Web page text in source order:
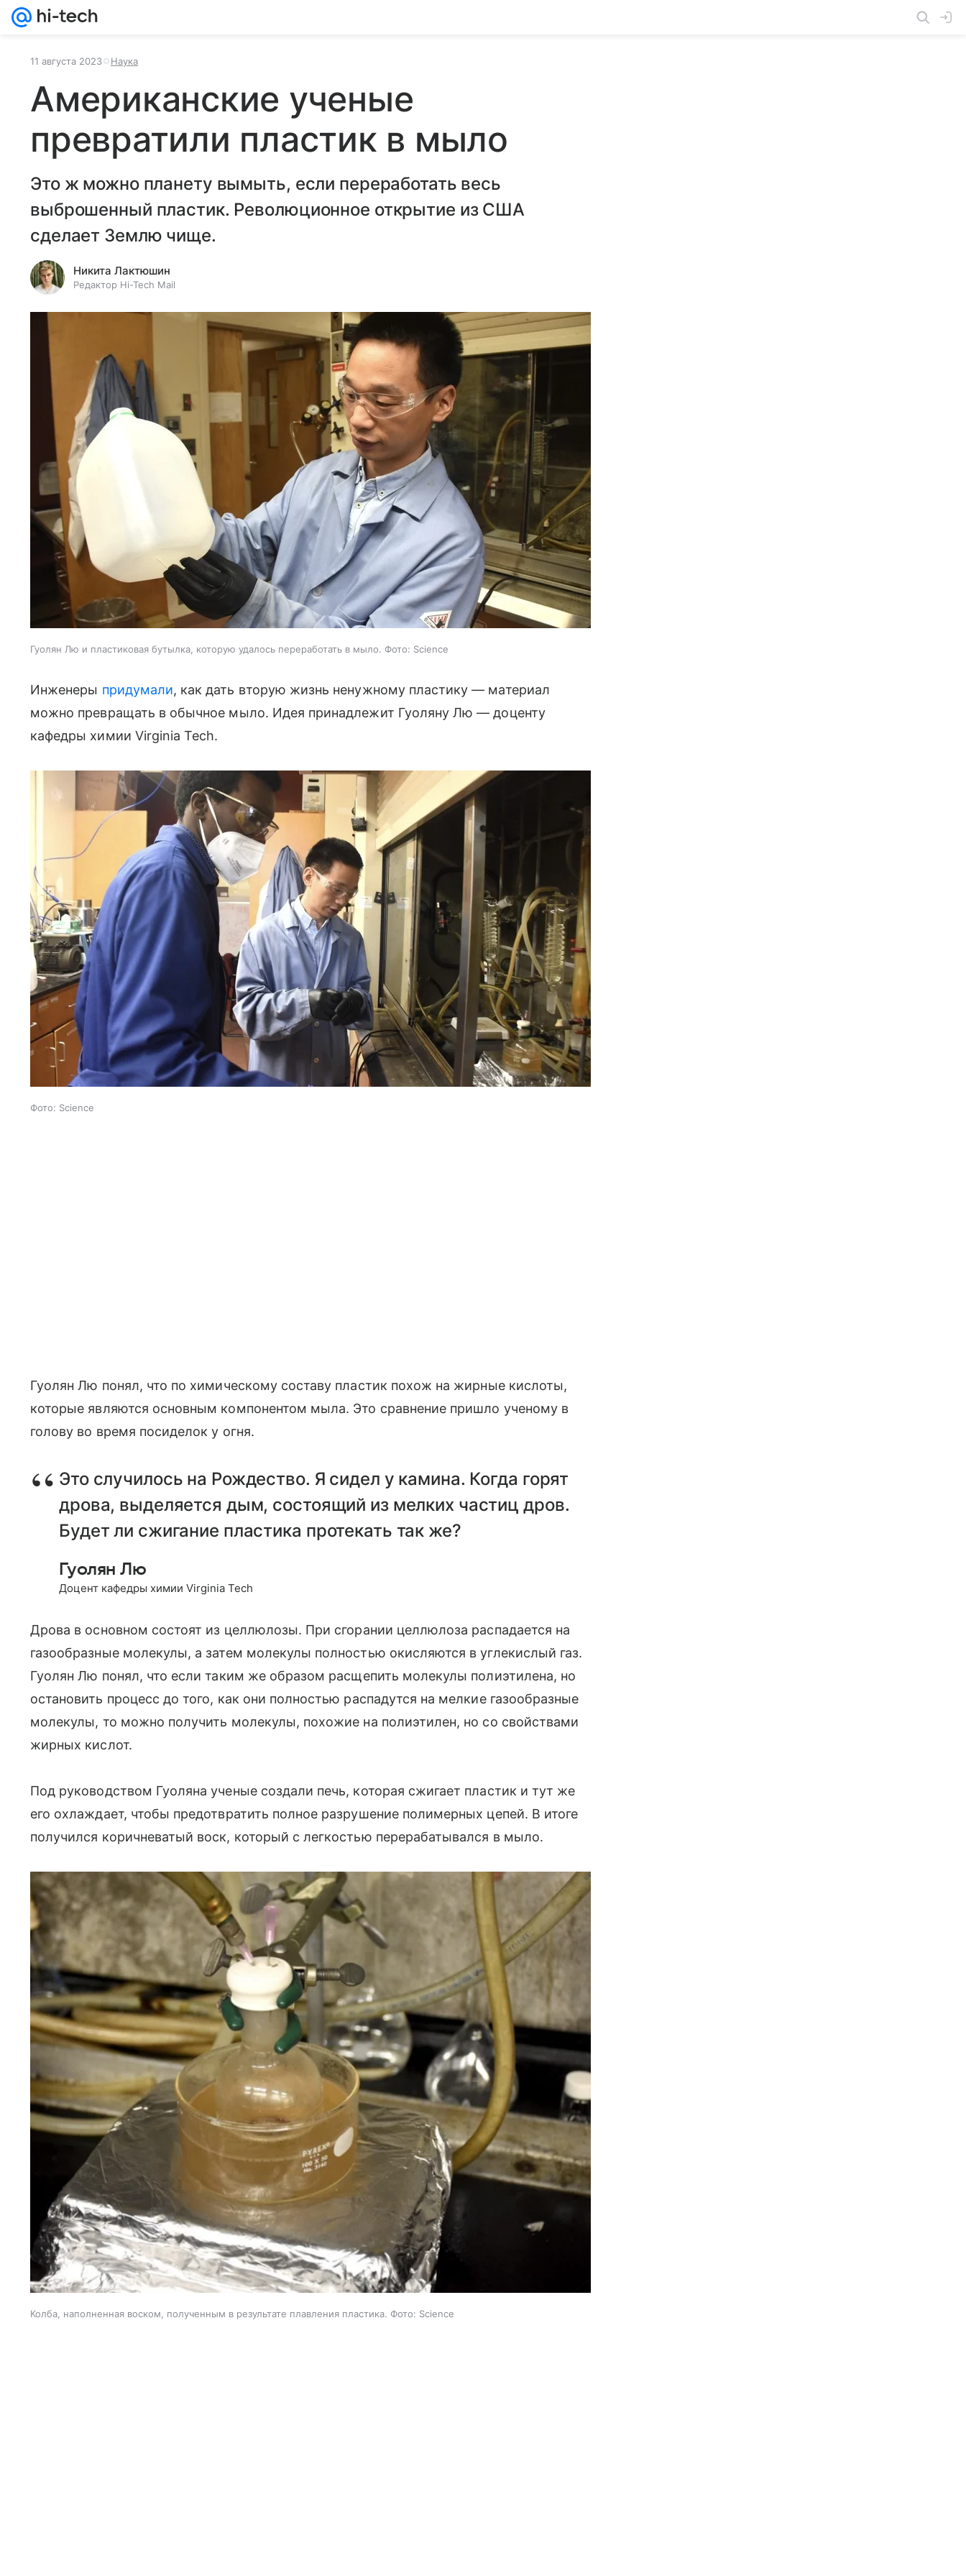
11 августа 2023 Наука
Американские ученые
превратили пластик в мыло
Это ж можно планету вымыть, если переработать весь
выброшенный пластик. Революционное открытие из США
сделает Землю чище.
Никита Лактюшин
Редактор Hi-Tech Mail
Гуолян Лю и пластиковая бутылка, которую удалось переработать в мыло. Фото: Science
Инженеры придумали, как дать вторую жизнь ненужному пластику — материал
можно превращать в обычное мыло. Идея принадлежит Гуоляну Лю — доценту
кафедры химии Virginia Tech.
Фото: Science
Гуолян Лю понял, что по химическому составу пластик похож на жирные кислоты,
которые являются основным компонентом мыла. Это сравнение пришло ученому в
голову во время посиделок у огня.
Это случилось на Рождество. Я сидел у камина. Когда горят
дрова, выделяется дым, состоящий из мелких частиц дров.
Будет ли сжигание пластика протекать так же?
Гуолян Лю
Доцент кафедры химии Virginia Tech
Дрова в основном состоят из целлюлозы. При сгорании целлюлоза распадается на
газообразные молекулы, а затем молекулы полностью окисляются в углекислый газ.
Гуолян Лю понял, что если таким же образом расщепить молекулы полиэтилена, но
остановить процесс до того, как они полностью распадутся на мелкие газообразные
молекулы, то можно получить молекулы, похожие на полиэтилен, но со свойствами
жирных кислот.
Под руководством Гуоляна ученые создали печь, которая сжигает пластик и тут же
его охлаждает, чтобы предотвратить полное разрушение полимерных цепей. В итоге
получился коричневатый воск, который с легкостью перерабатывался в мыло.
Колба, наполненная воском, полученным в результате плавления пластика. Фото: Science